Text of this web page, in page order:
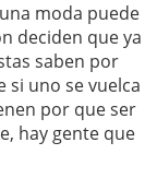
moda puede
deciden que ya
saben por
si uno se vuelca
por que ser
hay gente que